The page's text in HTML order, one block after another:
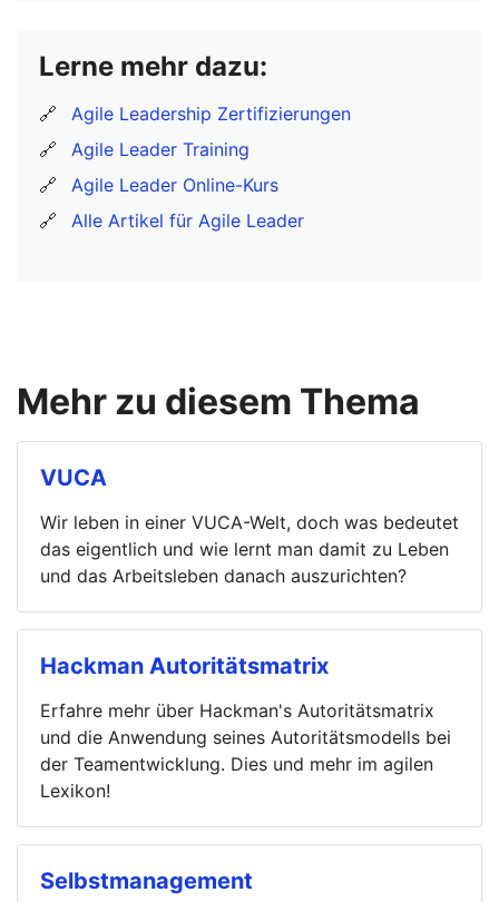
Lerne mehr dazu:
🔗
Agile Leadership Zertifizierungen
🔗
Agile Leader Training
🔗
Agile Leader Online-Kurs
🔗
Alle Artikel für Agile Leader
Mehr zu diesem Thema
VUCA
Wir leben in einer VUCA-Welt, doch was bedeutet
das eigentlich und wie lernt man damit zu Leben
und das Arbeitsleben danach auszurichten?
Hackman Autoritätsmatrix
Erfahre mehr über Hackman's Autoritätsmatrix
und die Anwendung seines Autoritätsmodells bei
der Teamentwicklung. Dies und mehr im agilen
Lexikon!
Selbstmanagement